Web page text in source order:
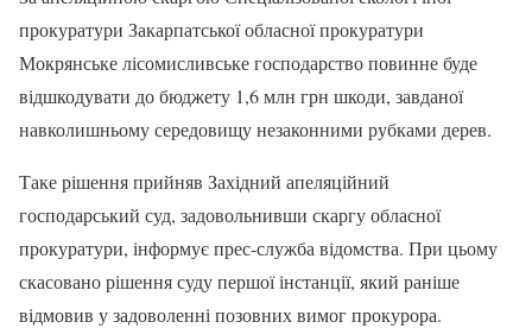
прокуратури Закарпатської обласної прокуратури
Мокрянське лісомисливське господарство повинне буде
відшкодувати до бюджету 1,6 млн грн шкоди, завданої
навколишньому середовищу незаконними рубками дерев.
Таке рішення прийняв Західний апеляційний
господарський суд, задовольнивши скаргу обласної
прокуратури, інформує прес-служба відомства. При цьому
скасовано рішення суду першої інстанції, який раніше
відмовив у задоволенні позовних вимог прокурора.